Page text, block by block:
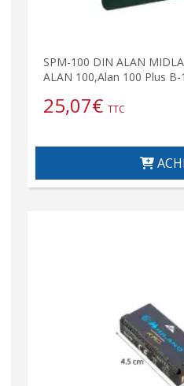
SPM-100 DIN ALAN
ALAN 100,Alan 100 Plus B-
25,07€ TTC